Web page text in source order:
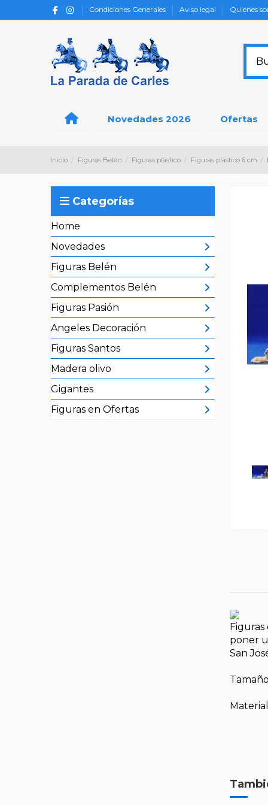
Condiciones Generales Aviso legal Quienes
Novedades 2026 Ofertas
Inicio Figuras Belén Figuras plástico Figuras plástico 6 cm
poner
San
Categorías
Home
Novedades
Figuras Belén
Complementos Belén
Figuras Pasión
Angeles Decoración
Figuras Santos
Madera olivo
Gigantes
Figuras en Ofertas